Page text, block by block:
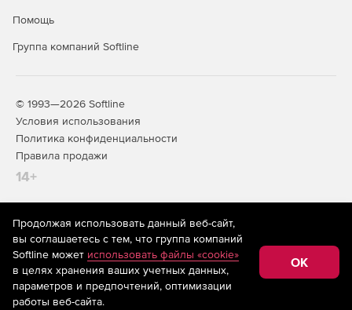
Помощь
Группа компаний Softline
© 1993—2026 Softline
Условия использования
Политика конфиденциальности
Правила продажи
14+
На информационном ресурсе store.softline.ru применяются
рекомендательные технологии(информационные технологии
предоставления информации на основе сбора,
систематизации и анализа сведений, относящихся к
предпочтениям пользователей сети «Интернет»,
находящихся на территории Российской Федерации)
Продолжая использовать данный веб-сайт,
вы соглашаетесь с тем, что группа компаний
Softline может использовать файлы «cookie»
в целях хранения ваших учетных данных,
параметров и предпочтений, оптимизации
работы веб-сайта.
OK